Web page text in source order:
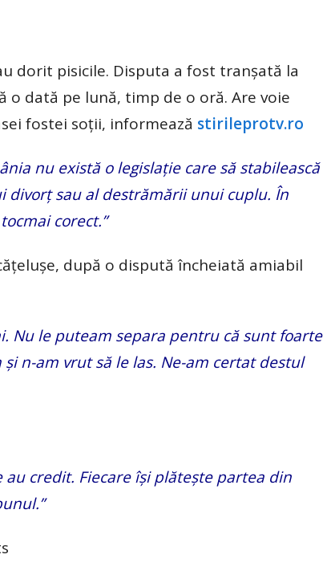
dorit pisicile. Disputa a fost tranșată la
o dată pe lună, timp de o oră. Are voie
fostei soții, informează stirileprotv.ro
nu există o legislație care să stabilească
divorț sau al destrămării unui cuplu. În
corect.”
după o dispută încheiată amiabil
Nu le puteam separa pentru că sunt foarte
n-am vrut să le las. Ne-am certat destul
credit. Fiecare își plătește partea din